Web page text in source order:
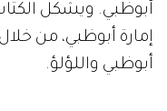
أبوظبي. ويشكل
إمارة أبوظبي، من خلال
أبوظبي واللؤلؤ.